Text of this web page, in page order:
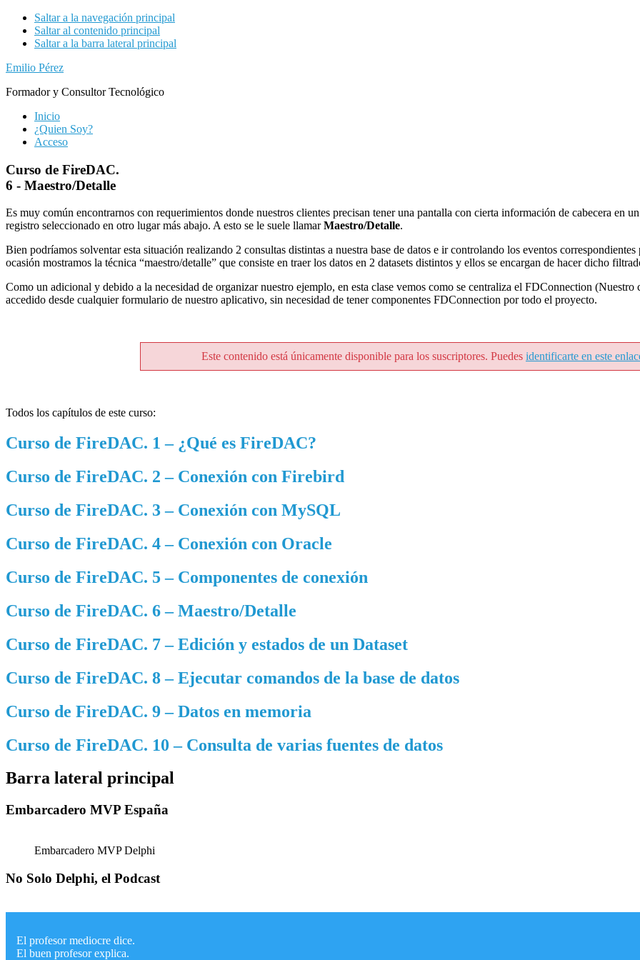
Saltar a la navegación principal
Saltar al contenido principal
Saltar a la barra lateral principal
Emilio Pérez
Formador y Consultor Tecnológico
Inicio
¿Quien Soy?
Acceso
Curso de FireDAC.
6 - Maestro/Detalle
Es muy común encontrarnos con requerimientos donde nuestros clientes precisan tener una pantalla con cierta información de cabecera en
registro seleccionado en otro lugar más abajo. A esto se le suele llamarMaestro/Detalle.
Bien podríamos solventar esta situación realizando 2 consultas distintas a nuestra base de datos e ir controlando los eventos
ocasión mostramos la técnica “maestro/detalle” que consiste en traer los datos en 2 datasets distintos y ellos se encargan de hacer dicho
Como un adicional y debido a la necesidad de organizar nuestro ejemplo, en esta clase vemos como se centraliza el FDConnection
accedido desde cualquier formulario de nuestro aplicativo, sin necesidad de tener componentes FDConnection por todo el proyecto.
Este contenido está únicamente disponible para los suscriptores. Puedes identificarte en este
Todos los capítulos de este curso:
Curso de FireDAC. 1 – ¿Qué es FireDAC?
Curso de FireDAC. 2 – Conexión con Firebird
Curso de FireDAC. 3 – Conexión con MySQL
Curso de FireDAC. 4 – Conexión con Oracle
Curso de FireDAC. 5 – Componentes de conexión
Curso de FireDAC. 6 – Maestro/Detalle
Curso de FireDAC. 7 – Edición y estados de un Dataset
Curso de FireDAC. 8 – Ejecutar comandos de la base de datos
Curso de FireDAC. 9 – Datos en memoria
Curso de FireDAC. 10 – Consulta de varias fuentes de datos
Barra lateral principal
Embarcadero MVP España
Embarcadero MVP Delphi
No Solo Delphi, el Podcast
El profesor mediocre dice.
El buen profesor explica.